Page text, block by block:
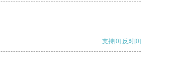
支持[0] 反对[0]